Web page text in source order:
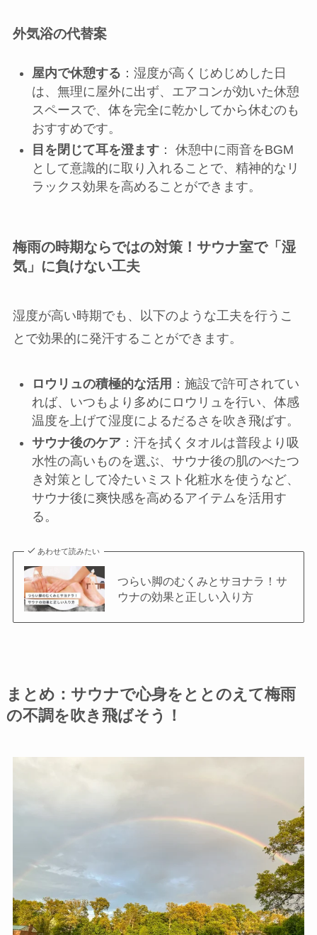
外気浴の代替案
屋内で休憩する ：湿度が高くじめじめした日
は、無理に屋外に出ず、エアコンが効いた休憩
スペースで、体を完全に乾かしてから休むのも
おすすめです。
目を閉じて耳を澄ます： 休憩中に雨音をBGM
として意識的に取り入れることで、精神的なリ
ラックス効果を高めることができます。
梅雨の時期ならではの対策！サウナ室で「湿
気」に負けない工夫
湿度が高い時期でも、以下のような工夫を行うこ
とで効果的に発汗することができます。
ロウリュの積極的な活用 ：施設で許可されてい
れば、いつもより多めにロウリュを行い、体感
温度を上げて湿度によるだるさを吹き飛ばす。
サウナ後のケア：汗を拭くタオルは普段より吸
水性の高いものを選ぶ、サウナ後の肌のべたつ
き対策として冷たいミスト化粧水を使うなど、
サウナ後に爽快感を高めるアイテムを活用す
る。
あわせて読みたい
つらい脚のむくみとサヨナラ！サ
ウナの効果と正しい入り方
まとめ：サウナで心身をととのえて梅雨
の不調を吹き飛ばそう！